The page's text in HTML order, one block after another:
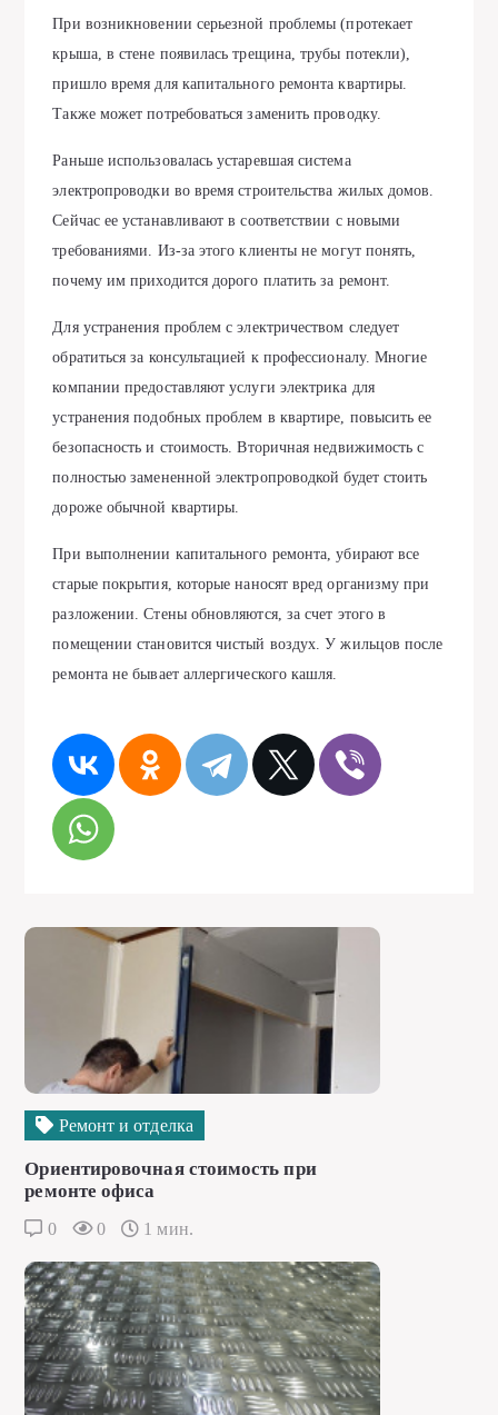
При возникновении серьезной проблемы (протекает
крыша, в стене появилась трещина, трубы потекли),
пришло время для капитального ремонта квартиры.
Также может потребоваться заменить проводку.
Раньше использовалась устаревшая система
электропроводки во время строительства жилых домов.
Сейчас ее устанавливают в соответствии с новыми
требованиями. Из-за этого клиенты не могут понять,
почему им приходится дорого платить за ремонт.
Для устранения проблем с электричеством следует
обратиться за консультацией к профессионалу. Многие
компании предоставляют услуги электрика для
устранения подобных проблем в квартире, повысить ее
безопасность и стоимость. Вторичная недвижимость с
полностью замененной электропроводкой будет стоить
дороже обычной квартиры.
При выполнении капитального ремонта, убирают все
старые покрытия, которые наносят вред организму при
разложении. Стены обновляются, за счет этого в
помещении становится чистый воздух. У жильцов после
ремонта не бывает аллергического кашля.
Ремонт и отделка
Ориентировочная стоимость при
ремонте офиса
0 0 1 мин.